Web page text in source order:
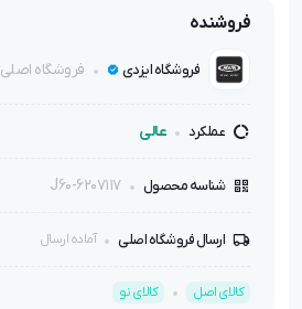
فروشنده
فروشگاه ایزدی فروشگاه اصلی
عملکرد عالی
شناسه محصول J60-6207117
ارسال فروشگاه اصلی آماده ارسال
کالای اصل کالای نو